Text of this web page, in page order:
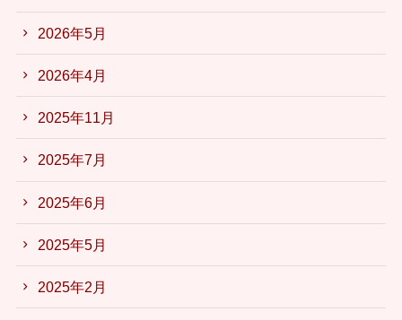
2026年5月
2026年4月
2025年11月
2025年7月
2025年6月
2025年5月
2025年2月